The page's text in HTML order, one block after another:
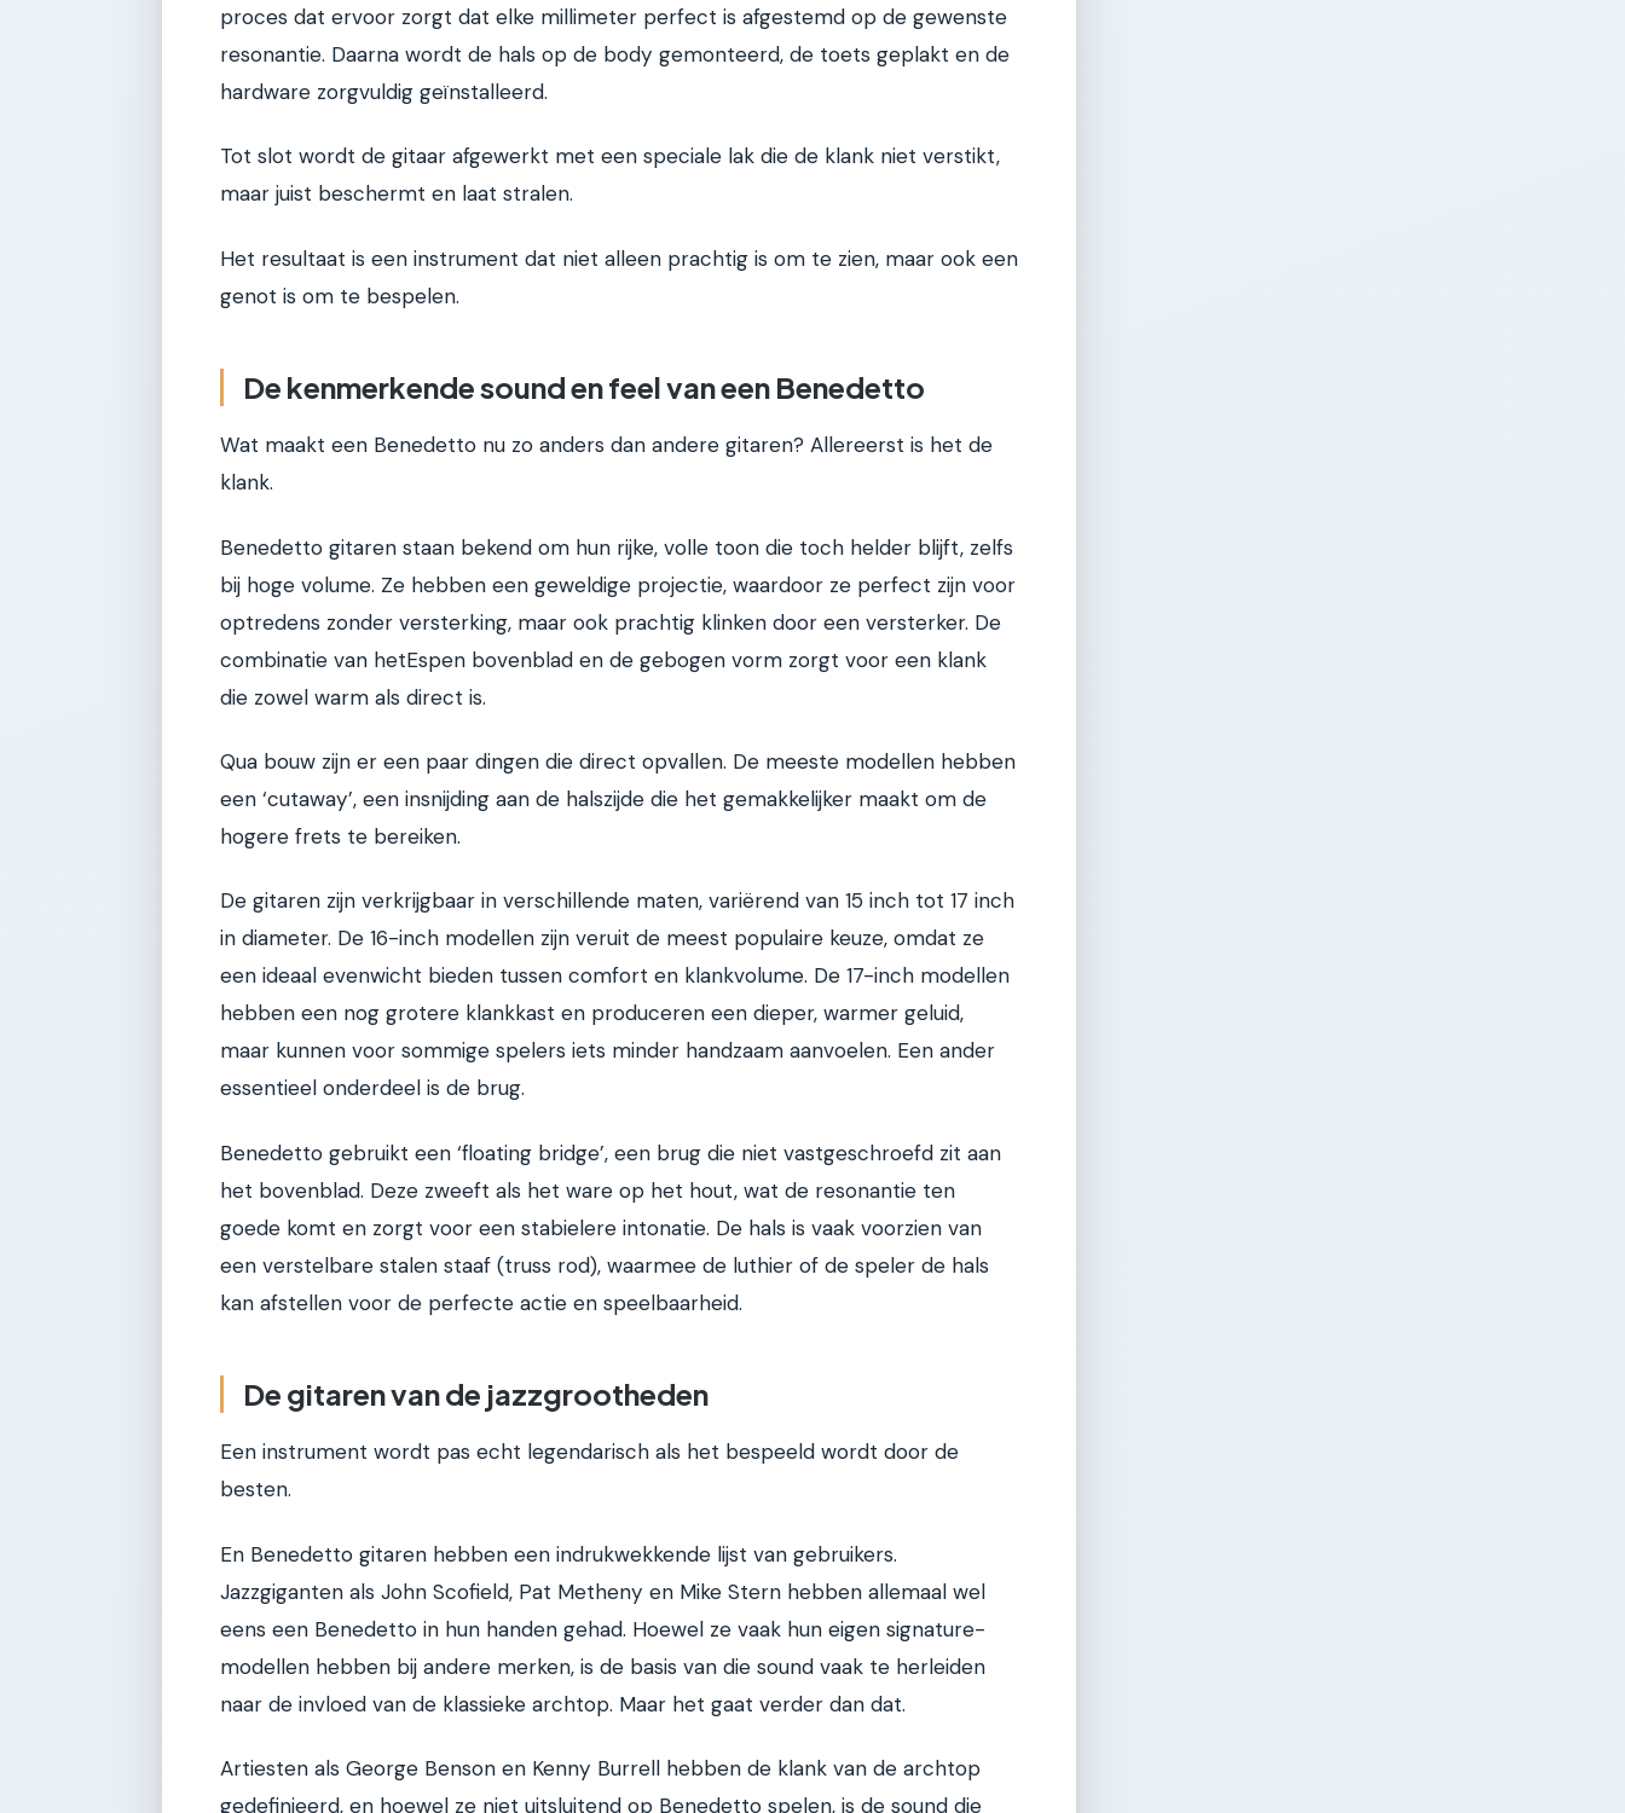
proces dat ervoor zorgt dat elke millimeter perfect is afgestemd op de gewenste
resonantie. Daarna wordt de hals op de body gemonteerd, de toets geplakt en de
hardware zorgvuldig geïnstalleerd.
Tot slot wordt de gitaar afgewerkt met een speciale lak die de klank niet verstikt,
maar juist beschermt en laat stralen.
Het resultaat is een instrument dat niet alleen prachtig is om te zien, maar ook een
genot is om te bespelen.
De kenmerkende sound en feel van een Benedetto
Wat maakt een Benedetto nu zo anders dan andere gitaren? Allereerst is het de
klank.
Benedetto gitaren staan bekend om hun rijke, volle toon die toch helder blijft, zelfs
bij hoge volume. Ze hebben een geweldige projectie, waardoor ze perfect zijn voor
optredens zonder versterking, maar ook prachtig klinken door een versterker. De
combinatie van hetEspen bovenblad en de gebogen vorm zorgt voor een klank
die zowel warm als direct is.
Qua bouw zijn er een paar dingen die direct opvallen. De meeste modellen hebben
een ‘cutaway’, een insnijding aan de halszijde die het gemakkelijker maakt om de
hogere frets te bereiken.
De gitaren zijn verkrijgbaar in verschillende maten, variërend van 15 inch tot 17 inch
in diameter. De 16-inch modellen zijn veruit de meest populaire keuze, omdat ze
een ideaal evenwicht bieden tussen comfort en klankvolume. De 17-inch modellen
hebben een nog grotere klankkast en produceren een dieper, warmer geluid,
maar kunnen voor sommige spelers iets minder handzaam aanvoelen. Een ander
essentieel onderdeel is de brug.
Benedetto gebruikt een ‘floating bridge’, een brug die niet vastgeschroefd zit aan
het bovenblad. Deze zweeft als het ware op het hout, wat de resonantie ten
goede komt en zorgt voor een stabielere intonatie. De hals is vaak voorzien van
een verstelbare stalen staaf (truss rod), waarmee de luthier of de speler de hals
kan afstellen voor de perfecte actie en speelbaarheid.
De gitaren van de jazzgrootheden
Een instrument wordt pas echt legendarisch als het bespeeld wordt door de
besten.
En Benedetto gitaren hebben een indrukwekkende lijst van gebruikers.
Jazzgiganten als John Scofield, Pat Metheny en Mike Stern hebben allemaal wel
eens een Benedetto in hun handen gehad. Hoewel ze vaak hun eigen signature-
modellen hebben bij andere merken, is de basis van die sound vaak te herleiden
naar de invloed van de klassieke archtop. Maar het gaat verder dan dat.
Artiesten als George Benson en Kenny Burrell hebben de klank van de archtop
gedefinieerd, en hoewel ze niet uitsluitend op Benedetto spelen, is de sound die